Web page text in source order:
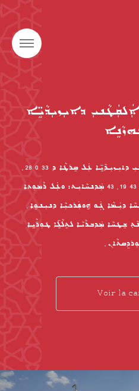
ܕܐܝܼܙܝܼܕܵܝܹ̈ܐ
ܢܵܦܹܠ ܩܲܒ݂ܪܵܐ ܕܫܹܝܟ݂ ܒܵܟܝܼܪ ܐܲܠܩܲܛܵܢܝܼ ܕܐܝܼܙܝܼܕܵܝܹ̈ܐ ܥܲܠ ܣܸܪܛܵܐ ܕ 33 0 28 ݂
36 ܓܲܪܒܝܵܐܝܼܬ: ܘܥܲܠ ܣܸܪܛܵܐ ܕ 81 43 19 ݂ 43 ܡܲܕܢܚܵܐܝܼܬ: ܘܥܲܠ ܪܵܡܘܼܬܐ
ܕܝܲܡܵܐ ܓܲܘ ܗܹܘܦܲܪܟܝܼܵܐ ܕܢܝܼܢܘܹܐ
ܫܸܛܚܵܐ ܡܲܕܒܪܵܝܵܐ ܠܬܸܠܵܠܹ̈ܐ ܛܘܼܖ̈ܵܝܹܐ
Voir la